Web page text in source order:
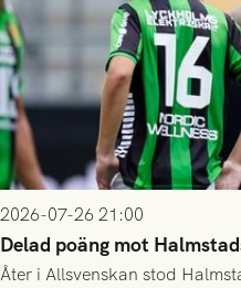
2026-07-26 21:00
Delad poäng mot
Åter i Allsvenskan stod